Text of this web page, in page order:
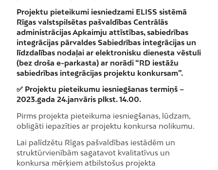
Projektu pieteikumi iesniedzami ELISS sistēmā
Rīgas valstspilsētas pašvaldības Centrālās
administrācijas Apkaimju attīstības, sabiedrības
integrācijas pārvaldes Sabiedrības integrācijas un
līdzdalības nodaļai ar elektronisku dienesta vēstuli
(bez droša e-parkasta) ar norādi “RD iestāžu
sabiedrības integrācijas projektu konkursam”.
✅ Projektu pieteikumu iesniegšanas termiņš –
2023.gada 24.janvāris plkst. 14.00.
Pirms projekta pieteikuma iesniegšanas, lūdzam,
obligāti iepazīties ar projektu konkursa nolikumu.
Lai palīdzētu Rīgas pašvaldības iestādēm un
struktūrvienībām sagatavot kvalitatīvus un
konkursa mērķiem atbilstošus projekta